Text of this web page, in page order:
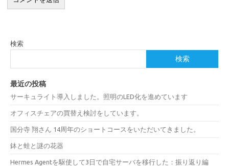
検索
検索
最近の投稿
サーキュライト導入しました。照明のLED化を進めています
オフィスチェアの買替え検討をしています。
国分寺 翔さん 14周年のショートコースをいただいてきました。
鉢と蛙と謎の花器
Hermes Agentを駆使して3日で自宅サーバを移行した：振り返り編